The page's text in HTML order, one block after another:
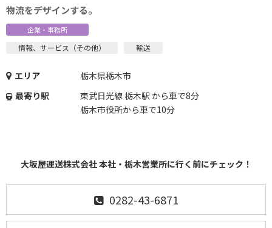
物流をデザインする。
企業・事務所
情報、サービス（その他） 輸送
エリア
栃木県栃木市
最寄り駅
東武日光線 栃木駅 から車で8分
栃木市役所から車で10分
大坂屋運送株式会社 本社・栃木営業所に行く前にチェック！
0282-43-6871